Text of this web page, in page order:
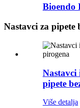
Bioendo
Nastavci za pipete
pipete
Više detalja